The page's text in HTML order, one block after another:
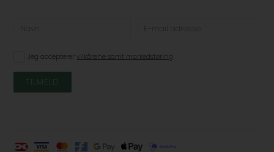
Jeg accepterervilkårene samt markedsføring